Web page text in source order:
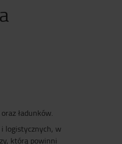
ładunków.
logistycznych, w
którą powinni